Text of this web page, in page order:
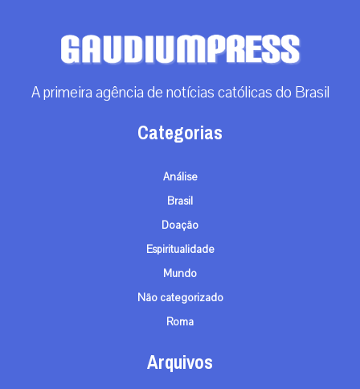
A primeira agência de notícias católicas do Brasil
Categorias
Análise
Brasil
Doação
Espiritualidade
Mundo
Não categorizado
Roma
Arquivos